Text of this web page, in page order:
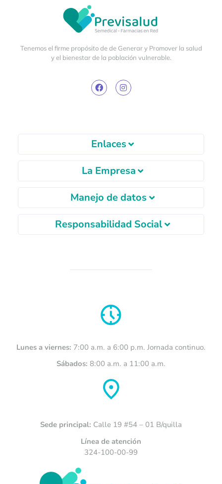
Tenemos el firme propósito de de Generar y Promover la salud
y el bienestar de la población vulnerable.
Enlaces
La Empresa
Manejo de datos
Responsabilidad Social
Lunes a viernes: 7:00 a.m. a 6:00 p.m. Jornada continuo.
Sábados: 8:00 a.m. a 11:00 a.m.
Sede principal: Calle 19 #54 – 01 B/quilla
Línea de atención
324-100-00-99